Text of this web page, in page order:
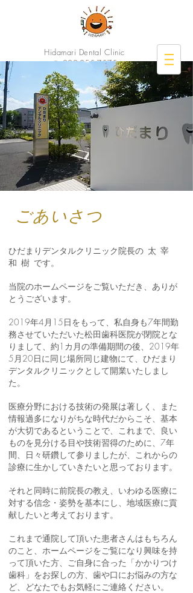
Hidamari Dental Clinic
☎︎022-255-7575
ひだまりデンタルクリニッ
ク
ごあいさつ
ひだまりデンタルクリニック院長の 太 宰
和 樹 です。
当院のホームページをご覧いただき、ありが
とうございます。
2019年4月15日をもって、私自身も7年間勤
務させていただいた松田歯科医院が閉院とな
りまして、約1カ月の準備期間の後、2019年
5月20日に同じ場所同じ建物にて、ひだまり
デンタルクリニックとして開業いたしまし
た。
医療分野における技術の発展は著しく、また
情報過多になりがちな時代だからこそ、基本
が大切であるということで、これまで、良い
ものを見分ける目や技術習得のために、7年
間、日々研鑽して参りましたが、これからの
診療に生かしていきたいと思っております。
それと同時に前院長の教え、いわゆる医療に
対する信念・姿勢を基本にし、地域医療に貢
献したいと考えております。
これまで通院して頂いた患者さんはもちろん
のこと、ホームページをご覧になり興味を持
って頂いた方、ご自身に合った「かかりつけ
歯科」をお探しの方、歯や口にお悩みの方な
ど、どなたでもお気軽にご連絡ください。